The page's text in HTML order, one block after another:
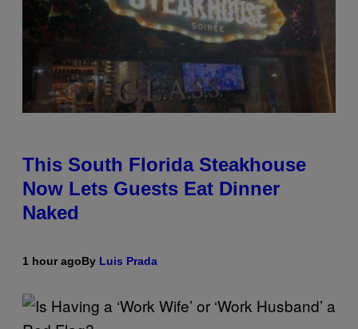
This South Florida Steakhouse
Now Lets Guests Eat Dinner
Naked
1 hour agoBy Luis Prada